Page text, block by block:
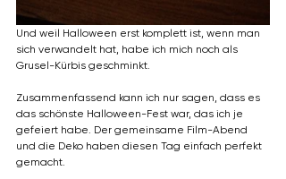
Und weil Halloween erst komplett ist, wenn man
sich verwandelt hat, habe ich mich noch als
Grusel-Kürbis geschminkt.
Zusammenfassend kann ich nur sagen, dass es
das schönste Halloween-Fest war, das ich je
gefeiert habe. Der gemeinsame Film-Abend
und die Deko haben diesen Tag einfach perfekt
gemacht.